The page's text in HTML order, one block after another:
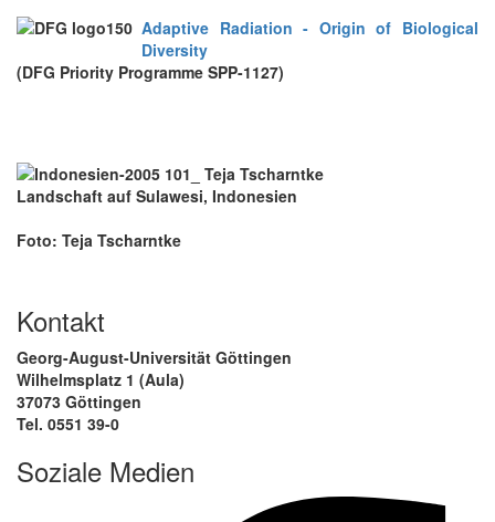
Adaptive Radiation - Origin of Biological
Diversity
(DFG Priority Programme SPP-1127)
Landschaft auf Sulawesi, Indonesien
Foto: Teja Tscharntke
Kontakt
Georg-August-Universität Göttingen
Wilhelmsplatz 1 (Aula)
37073 Göttingen
Tel. 0551 39-0
Soziale Medien